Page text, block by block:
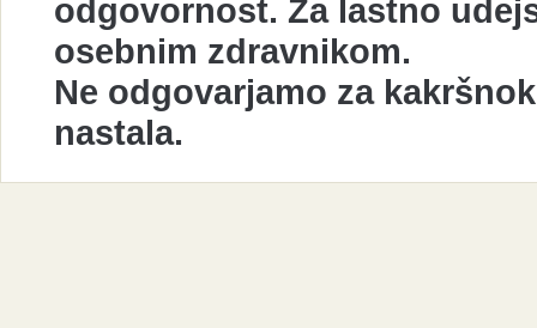
odgovornost. Za lastno
osebnim zdravnikom.
Ne odgovarjamo za
nastala.